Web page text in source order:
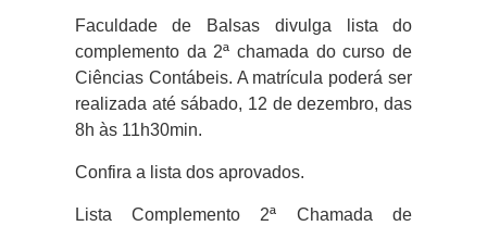
Faculdade de Balsas divulga lista do
complemento da 2ª chamada do curso de
Ciências Contábeis. A matrícula poderá ser
realizada até sábado, 12 de dezembro, das
8h às 11h30min.
Confira a lista dos aprovados.
Lista Complemento 2ª Chamada de